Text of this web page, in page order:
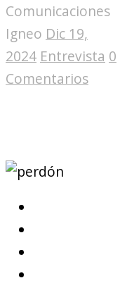
Comunicaciones
Igneo Dic 19,
2024 Entrevista 0
Comentarios